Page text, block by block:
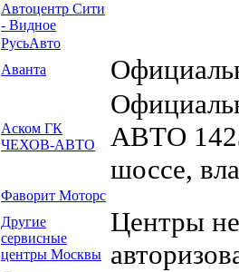
Автоцентр Сити
- Видное
РусьАвто
Аванта
Аском ГК
ЧЕХОВ-АВТО
АВТО
шоссе,
Фаворит Моторс
Другие
сервисные
центры Москвы
Центры